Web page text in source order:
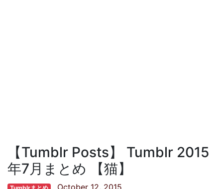
【Tumblr Posts】 Tumblr 2015
年7月まとめ 【猫】
October 12, 2015